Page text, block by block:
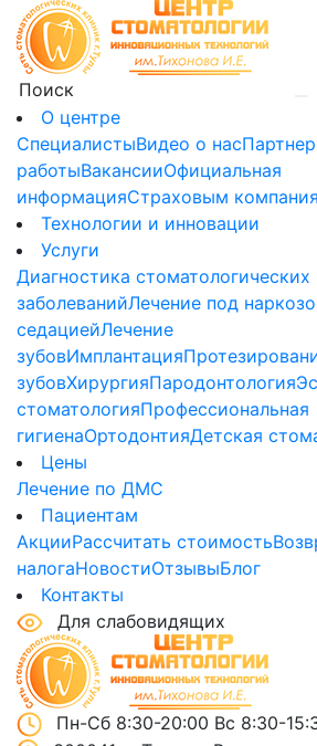
О центре
СпециалистыВидео о нас
работыВакансииОфициальная
информацияСтраховым
Технологии и инновации
Услуги
Диагностика стоматологических
заболеванийЛечение под
седациейЛечение
зубовИмплантация
зубовХирургияПародонтология
стоматологияПрофессиональная
гигиенаОртодонтияДетская
Цены
Лечение по ДМС
Пациентам
АкцииРассчитать стоимость
налогаНовостиОтзывыБлог
Контакты
Для слабовидящих
Пн-Сб 8:30-20:00 Вс 8:30-